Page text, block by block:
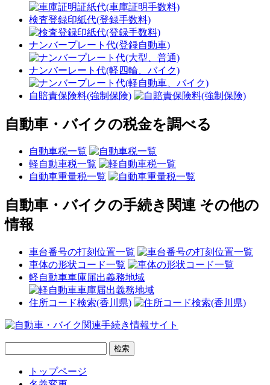
検査登録印紙代(登録手数料)
ナンバープレート代(登録自動車)
ナンバーレート代(軽四輪、バイク)
自賠責保険料(強制保険)
自動車・バイクの税金を調べる
自動車税一覧
軽自動車税一覧
自動車重量税一覧
自動車・バイクの手続き関連 その他の
情報
車台番号の打刻位置一覧
車体の形状コード一覧
軽自動車車庫届出義務地域
住所コード検索(香川県)
トップページ